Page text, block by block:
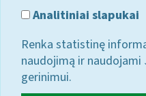
Analitiniai slapukai
Renka statistinę
naudojimą ir
gerinimui.